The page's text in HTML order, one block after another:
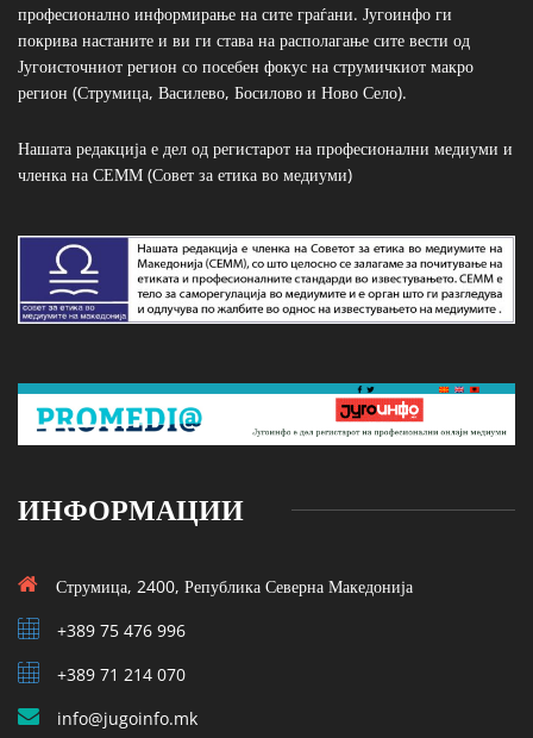
професионално информирање на сите граѓани. Југоинфо ги
покрива настаните и ви ги става на располагање сите вести од
Југоисточниот регион со посебен фокус на струмичкиот макро
регион (Струмица, Василево, Босилово и Ново Село).
Нашата редакција е дел од регистарот на професионални медиуми и
членка на СЕММ (Совет за етика во медиуми)
ИНФОРМАЦИИ
Струмица, 2400, Република Северна Македонија
+389 75 476 996
+389 71 214 070
info@jugoinfo.mk